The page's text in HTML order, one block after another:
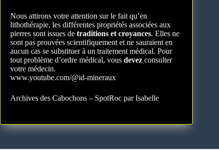
Nous attirons votre attention sur le fait qu’en
lithothérapie, les différentes propriétés associées aux
pierres sont issues de traditions et croyances. Elles ne
sont pas prouvées scientifiquement et ne sauraient en
aucun cas se substituer à un traitement médical. Pour
tout problème d’ordre médical, vous devez consulter
votre médecin.
www.youtube.com/@id-mineraux
Archives des Cabochons – SpotRoc par Isabelle